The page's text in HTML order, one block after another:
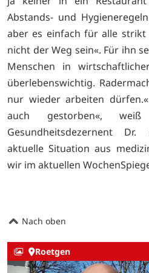
Abstands- und
aber es einfach für alle
nicht der Weg sein«. Für ihn
Menschen in
überlebenswichtig.
nur wieder arbeiten
auch gestorben«,
Gesundheitsdezernent
aktuelle Situation aus
wir im aktuellen
Nach oben
Roetgen